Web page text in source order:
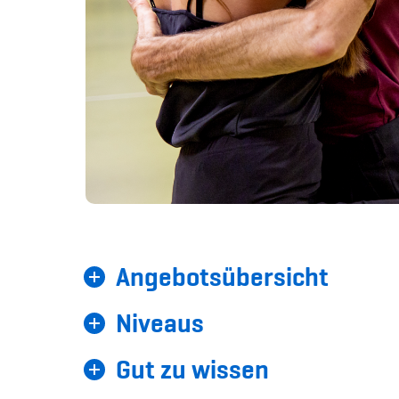
Angebotsübersicht
Niveaus
Gut zu wissen